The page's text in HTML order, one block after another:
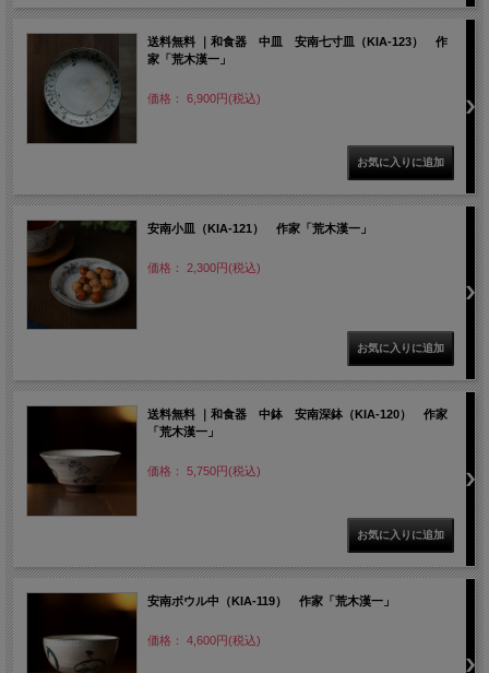
送料無料 ｜和食器 中皿 安南七寸皿（KIA-123） 作
家「荒木漢一」
価格： 6,900円(税込)
安南小皿（KIA-121） 作家「荒木漢一」
価格： 2,300円(税込)
送料無料 ｜和食器 中鉢 安南深鉢（KIA-120） 作家
「荒木漢一」
価格： 5,750円(税込)
安南ボウル中（KIA-119） 作家「荒木漢一」
価格： 4,600円(税込)